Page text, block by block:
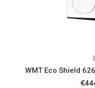
WMT Eco Shield